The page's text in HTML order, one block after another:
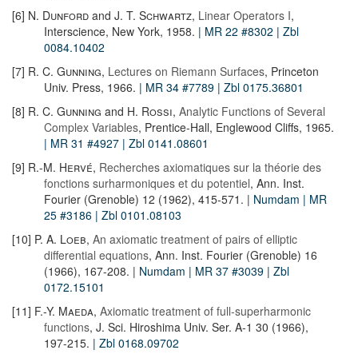
[6] N. Dunford and J. T. Schwartz, Linear Operators I,
Interscience, New York, 1958. | MR 22 #8302 | Zbl
0084.10402
[7] R. C. Gunning, Lectures on Riemann Surfaces, Princeton
Univ. Press, 1966. | MR 34 #7789 | Zbl 0175.36801
[8] R. C. Gunning and H. Rossi, Analytic Functions of Several
Complex Variables, Prentice-Hall, Englewood Cliffs, 1965.
| MR 31 #4927 | Zbl 0141.08601
[9] R.-M. Hervé, Recherches axiomatiques sur la théorie des
fonctions surharmoniques et du potentiel, Ann. Inst.
Fourier (Grenoble) 12 (1962), 415-571. | Numdam | MR
25 #3186 | Zbl 0101.08103
[10] P. A. Loeb, An axiomatic treatment of pairs of elliptic
differential equations, Ann. Inst. Fourier (Grenoble) 16
(1966), 167-208. | Numdam | MR 37 #3039 | Zbl
0172.15101
[11] F.-Y. Maeda, Axiomatic treatment of full-superharmonic
functions, J. Sci. Hiroshima Univ. Ser. A-1 30 (1966),
197-215. | Zbl 0168.09702